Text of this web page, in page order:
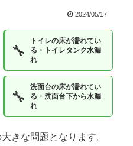
2024/05/17
🔧
トイレの床が濡れてい
る・トイレタンク水漏
れ
🔧
洗面台の床が濡れてい
る・洗面台下から水漏
れ
きな問題となります。